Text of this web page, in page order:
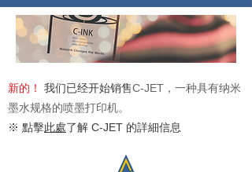
新的！ 我们已经开始销售C-JET，一种具有纳米
墨水规格的喷墨打印机。
​※ 點擊此處了解 C-JET 的詳細信息